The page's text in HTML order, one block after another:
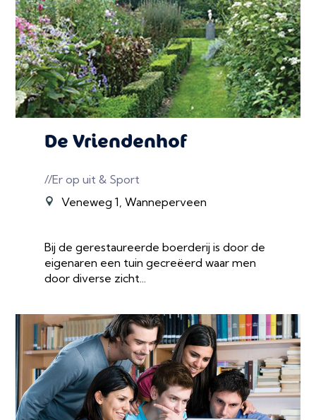
De Vriendenhof
//Er op uit & Sport
Veneweg 1, Wanneperveen
Bij de gerestaureerde boerderij is door de
eigenaren een tuin gecreëerd waar men
door diverse zicht...